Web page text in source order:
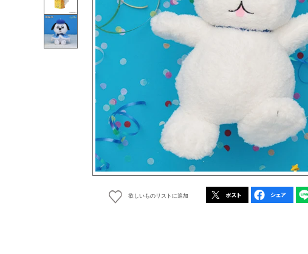
欲しいものリストに追加